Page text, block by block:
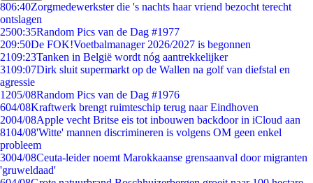
806:40Zorgmedewerkster die 's nachts haar vriend bezocht terecht
ontslagen
2500:35Random Pics van de Dag #1977
209:50De FOK!Voetbalmanager 2026/2027 is begonnen
2109:23Tanken in België wordt nóg aantrekkelijker
3109:07Dirk sluit supermarkt op de Wallen na golf van diefstal en
agressie
1205/08Random Pics van de Dag #1976
604/08Kraftwerk brengt ruimteschip terug naar Eindhoven
2004/08Apple vecht Britse eis tot inbouwen backdoor in iCloud aan
8104/08'Witte' mannen discrimineren is volgens OM geen enkel
probleem
3004/08Ceuta-leider noemt Marokkaanse grensaanval door migranten
'gruweldaad'